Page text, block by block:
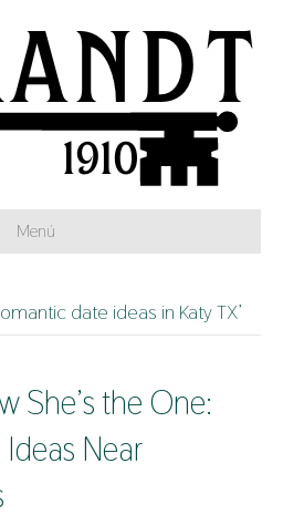
Menú
date ideas in Katy TX’
She’s the One:
Near